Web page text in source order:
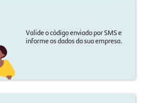
Valide o código enviado por SMS e
informe os dados da sua empresa.